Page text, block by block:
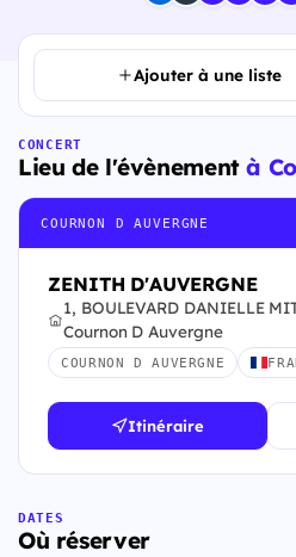
Ajouter à une liste
CONCERT
Lieu de l'évènementà
COURNON D AUVERGNE
ZENITH D'AUVERGNE
1, BOULEVARD DANIELLE
Cournon D Auvergne
COURNON D AUVERGNE
Itinéraire
DATES
Où réserver